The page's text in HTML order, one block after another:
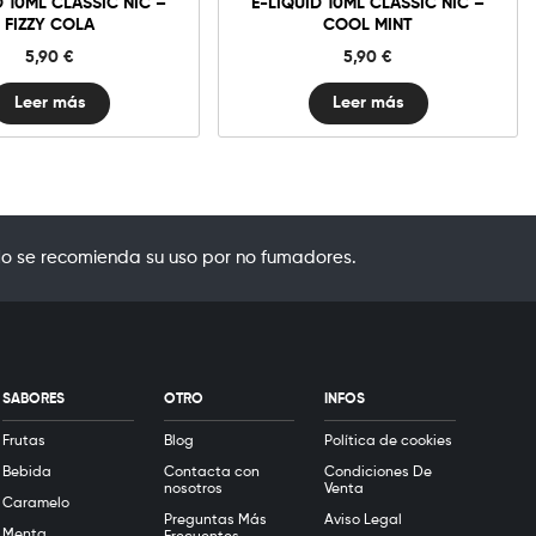
FIZZY COLA
5,90€
Leer más
COOL MINT
5,90€
Leer más
recomienda su uso por no fumadores.
SABORES
Frutas
Bebida
Caramelo
OTRO
Blog
Contacta con
nosotros
Preguntas Más
INFOS
Política de cookies
Condiciones De
Venta
Aviso Legal